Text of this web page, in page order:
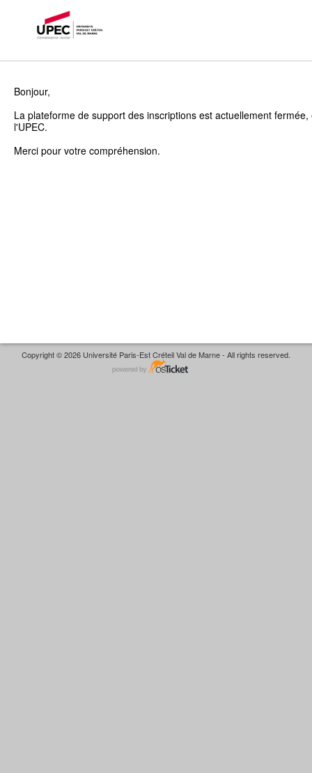
Bonjour,
La plateforme de support des inscriptions est actuellement
l'UPEC.
Merci pour votre compréhension.
Copyright © 2026 Université Paris-Est Créteil Val de Marne - All rights reserved.